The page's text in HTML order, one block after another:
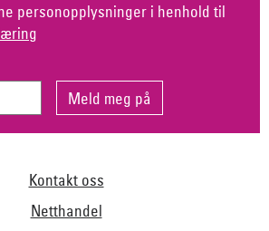
personopplysninger i henhold til
Kontakt oss
Netthandel